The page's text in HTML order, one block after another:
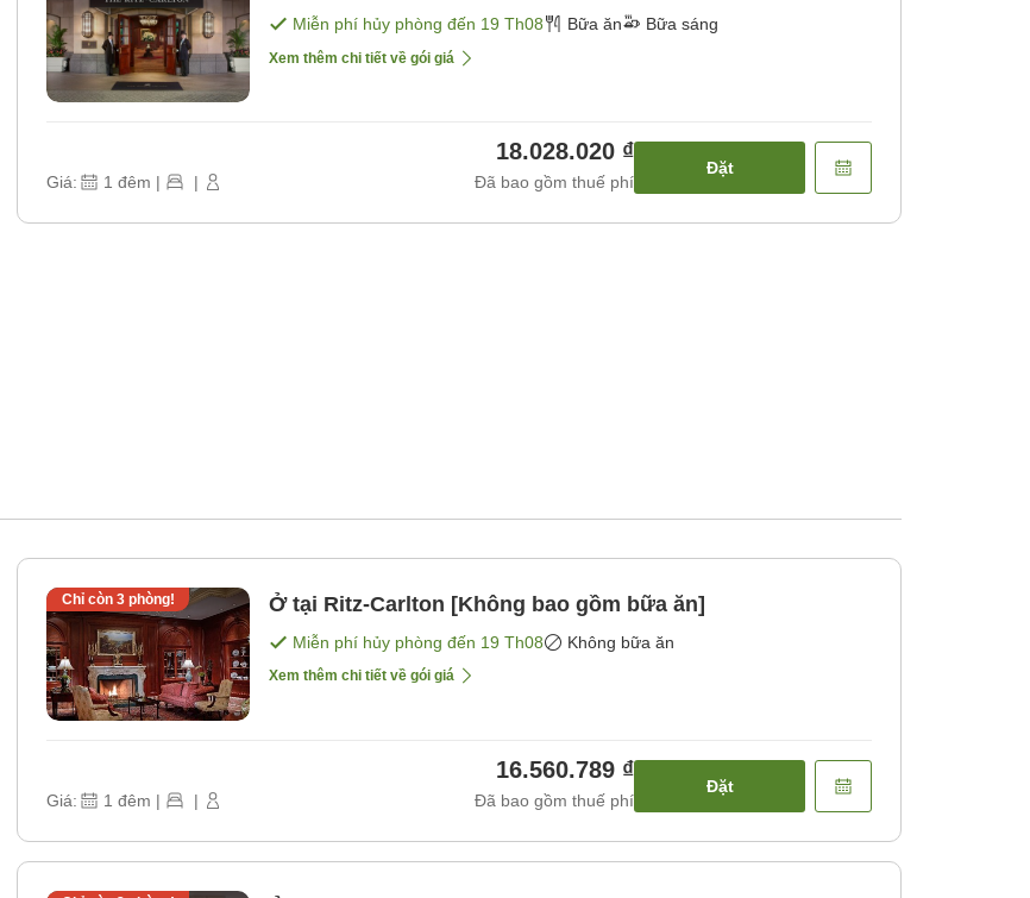
Miễn phí hủy phòng đến 19 Th08 Bữa ăn Bữa sáng
Xem thêm chi tiết về gói giá
Giá: 1 đêm | |
18.028.020 ₫
Đã bao gồm thuế phí
Đặt
Chỉ còn 3phòng! Ở tại Ritz-Carlton [Không bao gồm bữa ăn]
Miễn phí hủy phòng đến 19 Th08 Không bữa ăn
Xem thêm chi tiết về gói giá
Giá: 1 đêm | |
16.560.789 ₫
Đã bao gồm thuế phí
Đặt